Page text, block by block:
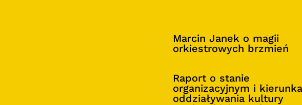
Marcin Janek o magii
orkiestrowych brzmień
Raport o stanie
organizacyjnym i
oddziaływania kultury